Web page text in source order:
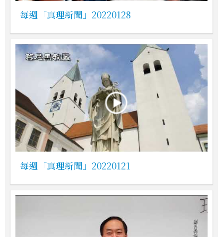
每週「真理新聞」20220128
每週「真理新聞」20220121